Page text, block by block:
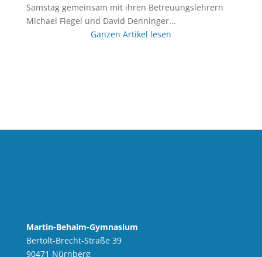
Samstag gemeinsam mit ihren Betreuungslehrern
Michael Flegel und David Denninger...
Ganzen Artikel lesen
Martin-Behaim-Gymnasium
Bertolt-Brecht-Straße 39
90471 Nürnberg